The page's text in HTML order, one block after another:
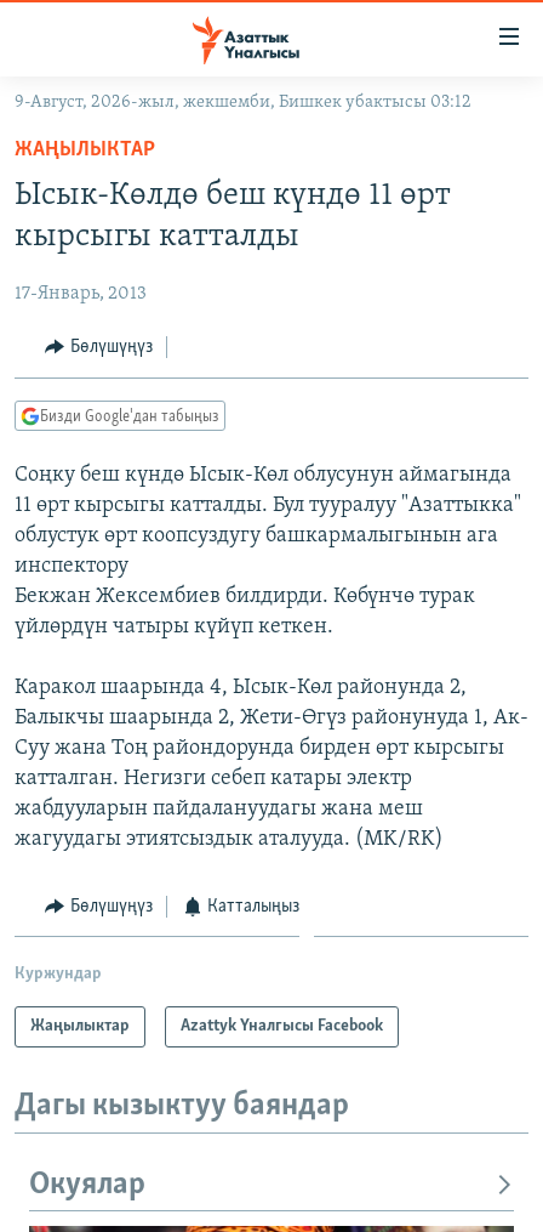
Навигацияга
өтүңүз
Издөөгө
салыңыз
ЭКОНОМИКА
МАДАНИЯТ
БОРБОР АЗИЯ
УКРАИНА
АТАЙЫН ИЛИКТӨӨ
ТВ ПРОГРАММАЛАР
ЭКСПЕРТТЕР ТАЛДАЙТ
БИЗ ЖАНА ДҮЙНӨ
ДАНИСТЕ
ЭЖЕ-СИҢДИЛЕР
ӨЗГӨЧӨ ПИКИР
Русский
ОНЛАЙН ШЕРИНЕ
ЭЕ/АРнун бардык сайттары
9-Август, 2026-жыл, жекшемби, Бишкек убактысы 03:12
ЖАҢЫЛЫКТАР
Ысык-Көлдө беш күндө 11 өрт
кырсыгы катталды
17-Январь, 2013
Бөлүшүңүз
Бизди Google'дан табыңыз
Соңку беш күндө Ысык-Көл облусунун аймагында
11 өрт кырсыгы катталды. Бул тууралуу "Азаттыкка"
облустук өрт коопсуздугу башкармалыгынын ага
инспектору
Бекжан Жексембиев билдирди. Көбүнчө турак
үйлөрдүн чатыры күйүп кеткен.
Каракол шаарында 4, Ысык-Көл районунда 2,
Балыкчы шаарында 2, Жети-Өгүз районунуда 1, Ак-
Суу жана Тоң райондорунда бирден өрт кырсыгы
катталган. Негизги себеп катары электр
жабдууларын пайдалануудагы жана меш
жагуудагы этиятсыздык аталууда. (MK/RK)
Бөлүшүңүз Катталыңыз
Куржундар
Жаңылыктар Azattyk Үналгысы Facebook
Дагы кызыктуу баяндар
Окуялар